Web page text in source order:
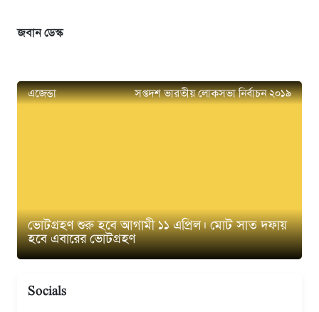
জবান ডেস্ক
এজেন্ডা সপ্তদশ ভারতীয় লোকসভা নির্বাচন ২০১৯
ভোটগ্রহণ শুরু হবে আগামী ১১ এপ্রিল। মোট সাত দফায়
হবে এবারের ভোটগ্রহণ
Socials